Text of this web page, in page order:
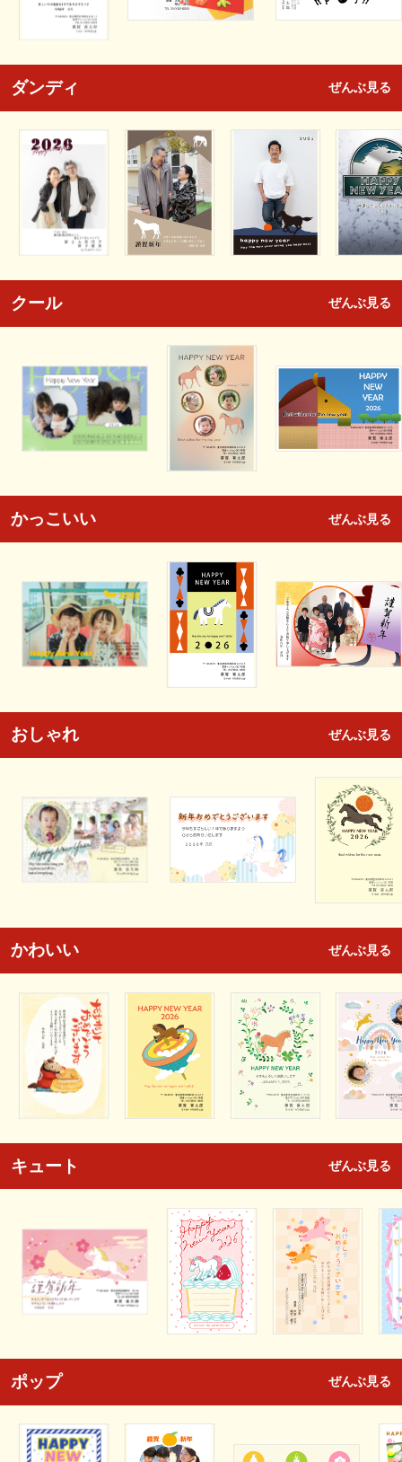
ダンディ ぜんぶ見る
クール ぜんぶ見る
かっこいい ぜんぶ見る
おしゃれ ぜんぶ見る
かわいい ぜんぶ見る
キュート ぜんぶ見る
ポップ ぜんぶ見る